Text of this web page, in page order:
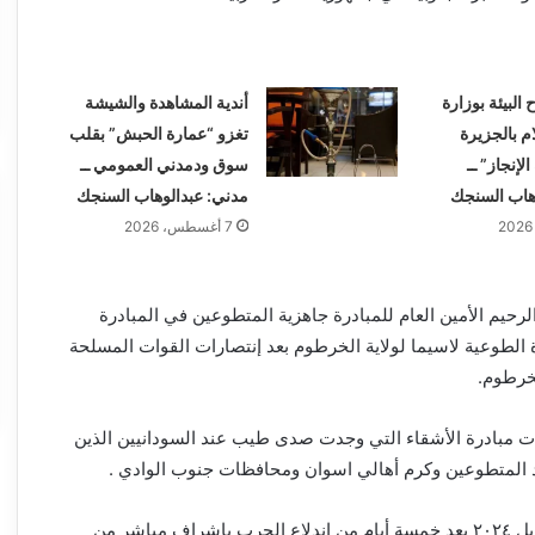
بوزارة
بالجزيرة
ــ
السنجك
أندية المشاهدة والشيشة
تغزو “عمارة الحبش” بقلب
سوق ودمدني العمومي ــ
مدني: عبدالوهاب السنجك
7 أغسطس، 2026
الأمين العام للمبادرة جاهزية المتطوعين في المبادرة
الطوعية لاسيما لولاية الخرطوم بعد إنتصارات القوات المسلحة
مبادرة الأشقاء التي وجدت صدى طيب عند السودانيين الذين
المتطوعين وكرم أهالي اسوان ومحافظات جنوب الوادي .
يذكر ان المبادرة بدأت يوم ١٩ ابريل ٢٠٢٤ بعد خمسة أيام من اندلاع الحرب بإشراف مباشر من